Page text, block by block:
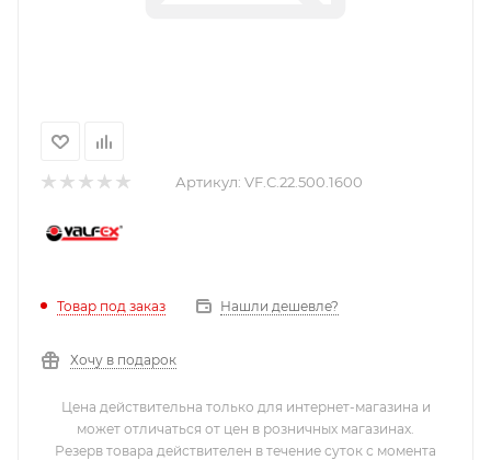
Артикул: VF.С.22.500.1600
Товар под заказ Нашли дешевле?
Хочу в подарок
Цена действительна только для интернет-магазина и
может отличаться от цен в розничных магазинах.
Резерв товара действителен в течение суток с момента